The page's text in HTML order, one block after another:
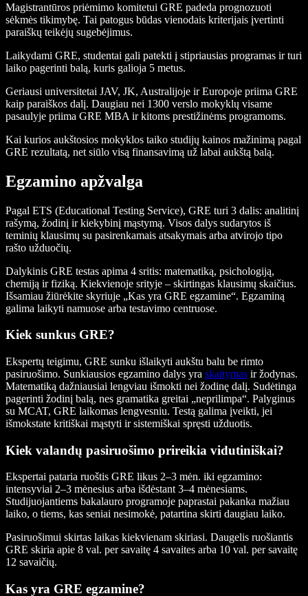
Magistrantūros priėmimo komitetui GRE padeda prognozuoti
sėkmės tikimybę. Tai patogus būdas vienodais kriterijais įvertinti
paraiškų teikėjų sugebėjimus.
Laikydami GRE, studentai gali patekti į stipriausias programas ir turi
laiko pagerinti balą, kuris galioja 5 metus.
Geriausi universitetai JAV, JK, Australijoje ir Europoje priima GRE
kaip paraiškos dalį. Daugiau nei 1300 verslo mokyklų visame
pasaulyje priima GRE MBA ir kitoms prestižinėms programoms.
Kai kurios aukštosios mokyklos taiko studijų kainos mažinimą pagal
GRE rezultatą, net siūlo visą finansavimą už labai aukštą balą.
Egzamino apžvalga
Pagal ETS (Educational Testing Service), GRE turi 3 dalis: analitinį
rašymą, žodinį ir kiekybinį mąstymą. Visos dalys sudarytos iš
teminių klausimų su pasirenkamais atsakymais arba atvirojo tipo
rašto užduočių.
Dalykinis GRE testas apima 4 sritis: matematiką, psichologiją,
chemiją ir fiziką. Kiekvienoje srityje – skirtingas klausimų skaičius.
Išsamiau žiūrėkite skyriuje „Kas yra GRE egzamine“. Egzaminą
galima laikyti namuose arba testavimo centruose.
Kiek sunkus GRE?
Ekspertų teigimu, GRE sunku išlaikyti aukštu balu be rimto
pasiruošimo. Sunkiausios egzamino dalys yra skaitymas ir žodynas.
Matematiką dažniausiai lengviau išmokti nei žodinę dalį. Sudėtinga
pagerinti žodinį balą, nes gramatika greitai „neprilimpa“. Palyginus
su MCAT, GRE laikomas lengvesniu. Testą galima įveikti, jei
išmokstate kritiškai mąstyti ir sistemiškai spręsti užduotis.
Kiek valandų pasiruošimo prireikia vidutiniškai?
Ekspertai pataria ruoštis GRE likus 2–3 mėn. iki egzamino:
intensyviai 2–3 mėnesius arba išdėstant 3–4 mėnesiams.
Studijuojantiems bakalauro programoje paprastai pakanka mažiau
laiko, o tiems, kas seniai nesimokė, patartina skirti daugiau laiko.
Pasiruošimui skirtas laikas kiekvienam skiriasi. Daugelis ruošiantis
GRE skiria apie 8 val. per savaitę 4 savaites arba 10 val. per savaitę
12 savaičių.
Kas yra GRE egzamine?